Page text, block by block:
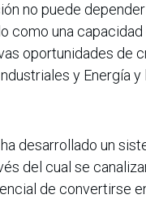
no puede
como una
oportunidades de
y Energía y
desarrollado un
del cual se
de convertirse